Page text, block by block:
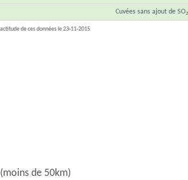
Cuvées sans ajout de SO2
de ces données le 23-11-2015
de 50km)